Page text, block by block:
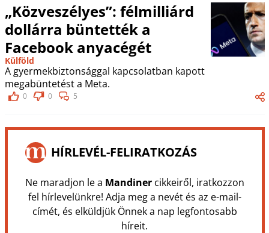
„Közveszélyes”: félmilliárd
dollárra büntették a
Facebook anyacégét
Külföld
A gyermekbiztonsággal kapcsolatban kapott
megabüntetést a Meta.
0 0 5
HÍRLEVÉL-FELIRATKOZÁS
Ne maradjon le a Mandinercikkeiről, iratkozzon
fel hírlevelünkre! Adja meg a nevét és az e-mail-
címét, és elküldjük Önnek a nap legfontosabb
híreit.